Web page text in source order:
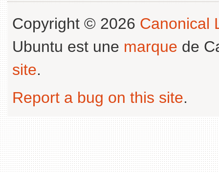
Copyright © 2026 Canonical
Ubuntu est une marque de
site.
Report a bug on this site.